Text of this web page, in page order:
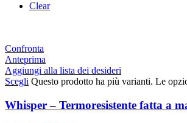
Clear
Confronta
Anteprima
Aggiungi alla lista dei desideri
Scegli Questo prodotto ha più varianti. Le
Whisper – Termoresistente fatta a